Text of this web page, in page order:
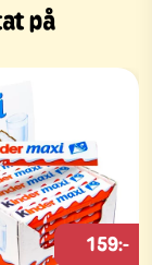
på
159:-